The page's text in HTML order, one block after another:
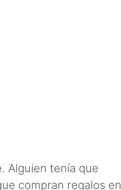
Alguien tenía que
compran regalos en